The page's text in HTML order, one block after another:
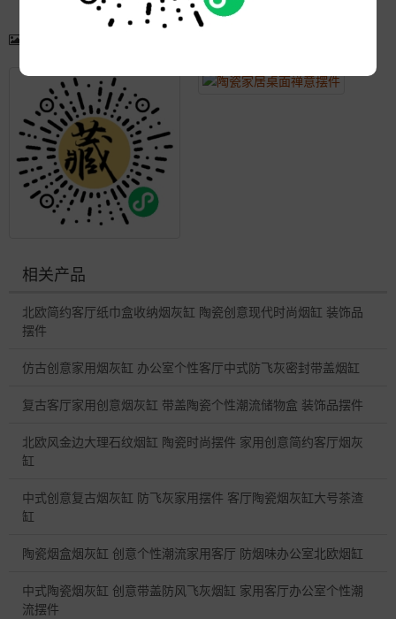
相关产品
北欧简约客厅纸巾盒收纳烟灰缸 陶瓷创意现代时尚烟缸 装饰品
摆件
仿古创意家用烟灰缸 办公室个性客厅中式防飞灰密封带盖烟缸
复古客厅家用创意烟灰缸 带盖陶瓷个性潮流储物盒 装饰品摆件
北欧风金边大理石纹烟缸 陶瓷时尚摆件 家用创意简约客厅烟灰
缸
中式创意复古烟灰缸 防飞灰家用摆件 客厅陶瓷烟灰缸大号茶渣
缸
陶瓷烟盒烟灰缸 创意个性潮流家用客厅 防烟味办公室北欧烟缸
中式陶瓷烟灰缸 创意带盖防风飞灰烟缸 家用客厅办公室个性潮
流摆件